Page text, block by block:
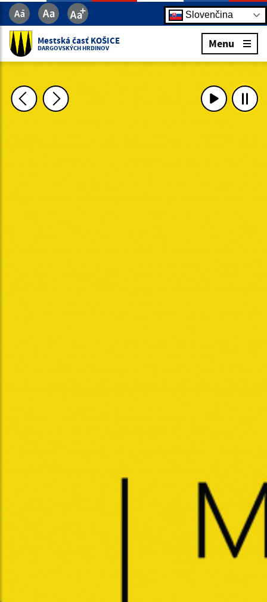
Slovenčina
Mestská časť KOŠICE
DARGOVSKÝCH HRDINOV Menu